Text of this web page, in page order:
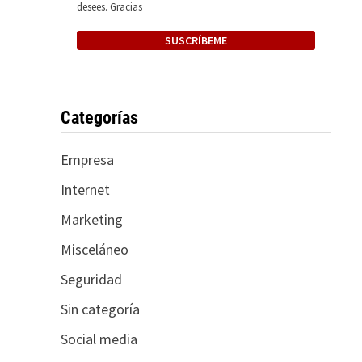
desees. Gracias
Categorías
Empresa
Internet
Marketing
Misceláneo
Seguridad
Sin categoría
Social media